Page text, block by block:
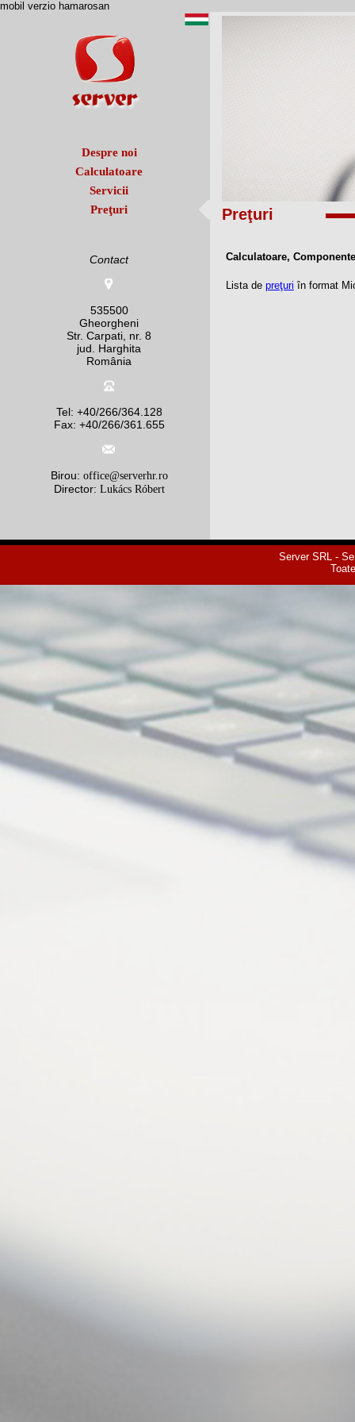
mobil verzio hamarosan
Despre noi
Calculatoare
Servicii
Preţuri
Contact
535500
Gheorgheni
Str. Carpati, nr. 8
jud. Harghita
România
Tel: +40/266/364.128
Fax: +40/266/361.655
Birou: office@serverhr.ro
Director: Lukács Róbert
Preţuri
Calculatoare,
Lista de preţuri în format
Server SRL -